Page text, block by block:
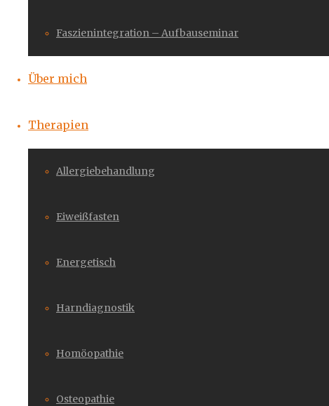
Faszienintegration – Aufbauseminar
Über mich
Therapien
Allergiebehandlung
Eiweißfasten
Energetisch
Harndiagnostik
Homöopathie
Osteopathie